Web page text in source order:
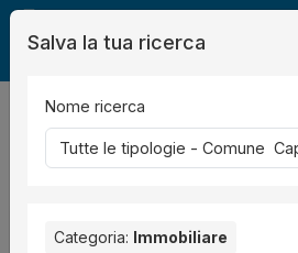
Legalmente Immobili
risultati
Salva la tua ricerca
Nome ricerca
Categoria: Immobiliare